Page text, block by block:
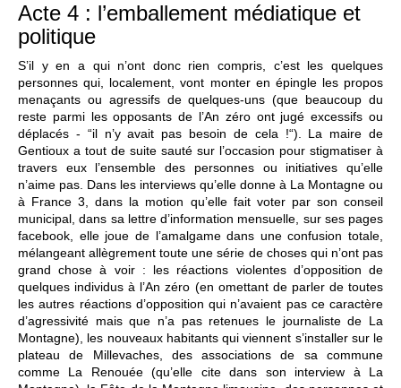
Acte 4 : l’emballement médiatique et
politique
S’il y en a qui n’ont donc rien compris, c’est les quelques
personnes qui, localement, vont monter en épingle les propos
menaçants ou agressifs de quelques-uns (que beaucoup du
reste parmi les opposants de l’An zéro ont jugé excessifs ou
déplacés - “il n’y avait pas besoin de cela !“). La maire de
Gentioux a tout de suite sauté sur l’occasion pour stigmatiser à
travers eux l’ensemble des personnes ou initiatives qu’elle
n’aime pas. Dans les interviews qu’elle donne à La Montagne ou
à France 3, dans la motion qu’elle fait voter par son conseil
municipal, dans sa lettre d’information mensuelle, sur ses pages
facebook, elle joue de l’amalgame dans une confusion totale,
mélangeant allègrement toute une série de choses qui n’ont pas
grand chose à voir : les réactions violentes d’opposition de
quelques individus à l’An zéro (en omettant de parler de toutes
les autres réactions d’opposition qui n’avaient pas ce caractère
d’agressivité mais que n’a pas retenues le journaliste de La
Montagne), les nouveaux habitants qui viennent s’installer sur le
plateau de Millevaches, des associations de sa commune
comme La Renouée (qu’elle cite dans son interview à La